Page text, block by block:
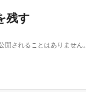
残す
開されることはありません。